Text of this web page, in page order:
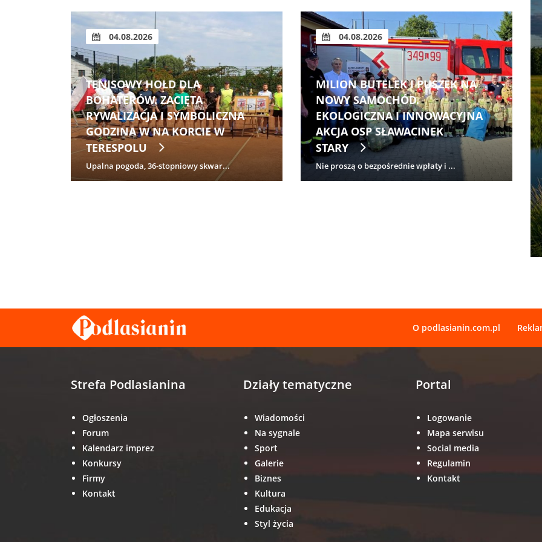
04.08.2026
WAKACYJNY PARADOKS:
PŁACIMY ZDROWIEM ZA PRAWO
DO ODPOCZYNKU. WYNIKI
BADANIA
Całkowity reset i absolutna swoboda ...
03.08.2026
PODLASIE 21. SEZON W III LIDZE
ROZPOCZĘŁO PORAŻKĄ. 7
SIERPNIA POWRÓT DRUŻYNY
SPRZED 40 LAT!
Nie udał się niedzielny (2 sierpnia) w...
O podlasianin.com.pl
Strefa Podlasianina
Ogłoszenia
Forum
Kalendarz imprez
Konkursy
Firmy
Kontakt
Działy tematyczne
Wiadomości
Na sygnale
Sport
Galerie
Biznes
Kultura
Edukacja
Styl życia
Portal
Logowanie
Mapa serwisu
Social media
Regulamin
Kontakt